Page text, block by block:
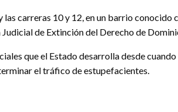
carreras 10 y 12, en un barrio conocido
de Extinción del Derecho de
que el Estado desarrolla desde
el tráfico de estupefacientes.